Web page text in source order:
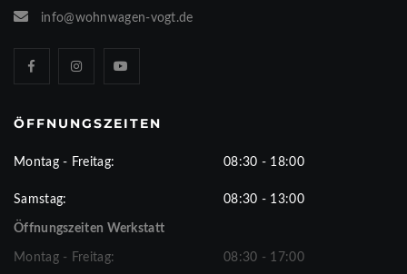
info@wohnwagen-vogt.de
ÖFFNUNGSZEITEN
Montag - Freitag: 08:30 - 18:00
Samstag: 08:30 - 13:00
Öffnungszeiten Werkstatt
Montag - Freitag: 08:30 - 17:00